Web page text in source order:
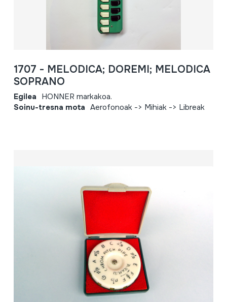
1707 - MELODICA; DOREMI; MELODICA
SOPRANO
Egilea HONNER markakoa.
Soinu-tresna mota Aerofonoak -> Mihiak -> Libreak